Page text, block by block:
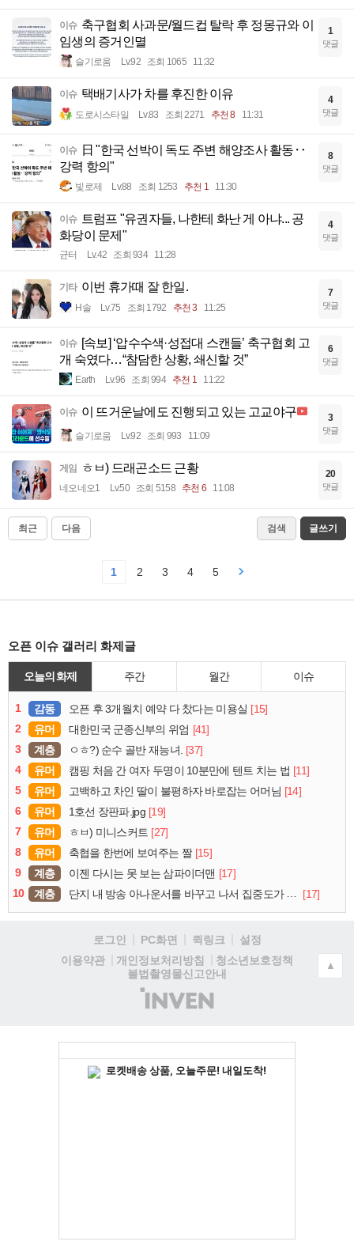
이슈 축구협회 사과문/월드컵 탈락 후 정몽규와 이
임생의 증거인멸
슬기로움 Lv.92 조회 1065 11:32
1
댓글
이슈 택배기사가 차를 후진한 이유
도로시스타일 Lv.83 조회 2271 추천 8 11:31
4
댓글
이슈
日 "한국 선박이 독도 주변 해양조사 활동‥
강력 항의"
빛로제 Lv.88 조회 1253 추천 1 11:30
8
댓글
이슈
트럼프 "유권자들, 나한테 화난 게 아냐... 공
화당이 문제"
균터 Lv.42 조회 934 11:28
4
댓글
기타 이번 휴가때 잘 한일.
H솔 Lv.75 조회 1792 추천 3 11:25
7
댓글
이슈 [속보] ‘압수수색·성접대 스캔들’ 축구협회 고
개 숙였다…“참담한 상황, 쇄신할 것”
Earth Lv.96 조회 994 추천 1 11:22
6
댓글
이슈 이 뜨거운날에도 진행되고 있는 고교야구
슬기로움 Lv.92 조회 993 11:09
3
댓글
게임 ㅎㅂ) 드래곤소드 근황
네오네오1 Lv.50 조회 5158 추천 6 11:08
20
댓글
최근 다음 검색 글쓰기
1 2 3 4 5
오픈 이슈 갤러리 화제글
오늘의 화제 주간 월간 이슈
1 감동 오픈 후 3개월치 예약 다 찼다는 미용실 [15]
2
유머 대한민국 군종신부의 위엄 [41]
3
계층 ㅇㅎ?) 순수 골반 재능녀. [37]
4
유머 캠핑 처음 간 여자 두명이 10분만에 텐트 치는 법 [11]
5
유머 고백하고 차인 딸이 불평하자 바로잡는 어머님 [14]
6
유머 1호선 장판파.jpg [19]
7
유머 ㅎㅂ) 미니스커트 [27]
8
유머 축협을 한번에 보여주는 짤 [15]
9
계층 이젠 다시는 못 보는 삼파이더맨 [17]
10
계층 단지 내 방송 아나운서를 바꾸고 나서 집중도가 확 올라갔다는 한 아파트의 안내방송 [17]
로그인 PC화면 퀵링크
설정
이용약관
개인정보처리방침
청소년보호정책
불법촬영물신고안내
(주)
인
▲